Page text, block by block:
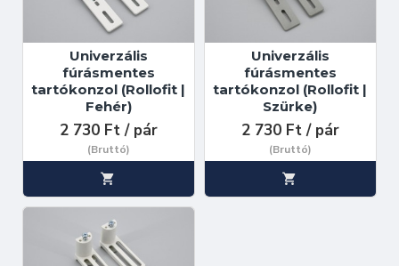
Univerzális
fúrásmentes
tartókonzol (Rollofit |
Fehér)
2 730 Ft / pár
(Bruttó)
Univerzális
fúrásmentes
tartókonzol (Rollofit |
Szürke)
2 730 Ft / pár
(Bruttó)